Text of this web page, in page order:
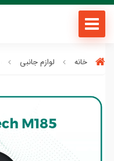
خانه لوازم جانبی